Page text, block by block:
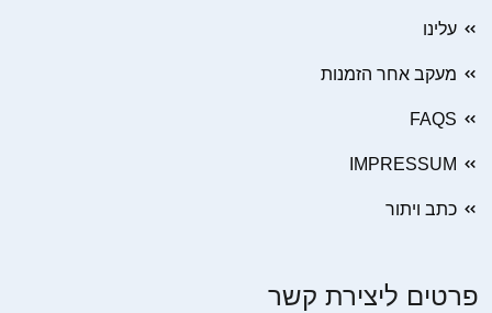
עלינו
מעקב אחר הזמנות
FAQS
IMPRESSUM
כתב ויתור
פרטים ליצירת קשר